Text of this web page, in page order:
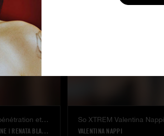
Vintage - Première Double pénétration et première Orgie pour l'Initiation de la Lou Ravage
| RENATA BLACK LOU RAVAGE
So XTREM Valentina Nappi
VALENTINA NAPPI